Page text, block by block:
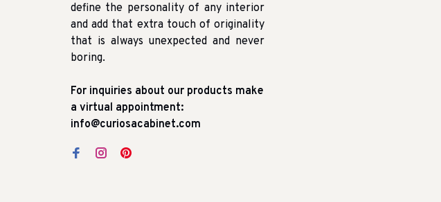
define the personality of any interior
and add that extra touch of originality
that is always unexpected and never
boring.
For inquiries about our products make
a virtual appointment:
info@curiosacabinet.com